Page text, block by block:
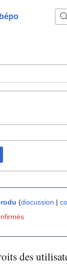
(discussion |
des